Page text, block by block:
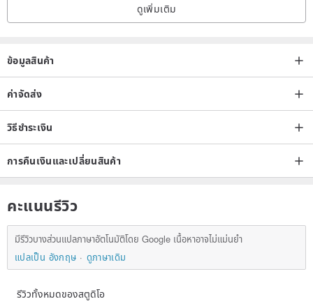
ดูเพิ่มเติม
ข้อมูลสินค้า
ค่าจัดส่ง
วิธีชำระเงิน
การคืนเงินและเปลี่ยนสินค้า
คะแนนรีวิว
มีรีวิวบางส่วนแปลภาษาอัตโนมัติโดย Google เนื้อหาอาจไม่แม่นยำ
แปลเป็น อังกฤษ
ดูภาษาเดิม
รีวิวทั้งหมดของสตูดิโอ